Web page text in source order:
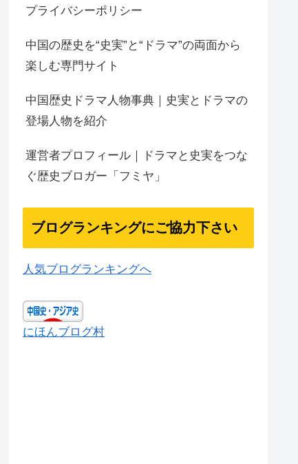
プライバシーポリシー
中国の歴史を“史実”と“ドラマ”の両面から
楽しむ専門サイト
中国歴史ドラマ人物事典｜史実とドラマの
登場人物を紹介
運営者プロフィール｜ドラマと史実をつな
ぐ歴史ブロガー「フミヤ」
ブログランキングにご協力下さい
人気ブログランキングへ
にほんブログ村